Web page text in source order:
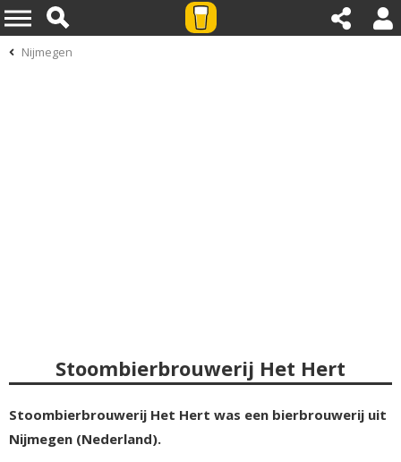
Nijmegen
Stoombierbrouwerij Het Hert
Stoombierbrouwerij Het Hert was een bierbrouwerij uit
Nijmegen (Nederland).